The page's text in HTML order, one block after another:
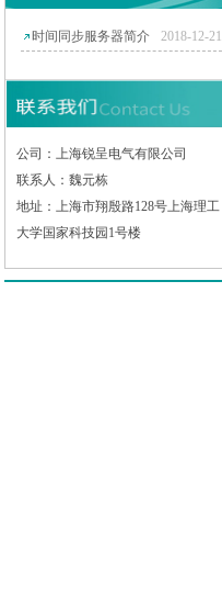
时间同步服务器简介 2018-12-21
公司：上海锐呈电气有限公司
联系人：魏元栋
地址：上海市翔殷路128号上海理工
大学国家科技园1号楼